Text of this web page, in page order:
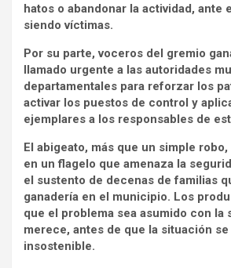
hatos o abandonar la actividad, ante
siendo víctimas.
Por su parte, voceros del gremio
llamado urgente a las autoridades
departamentales para reforzar los
activar los puestos de control y
ejemplares a los responsables de
El abigeato, más que un simple
en un flagelo que amenaza la
el sustento de decenas de familias
ganadería en el municipio. Los
que el problema sea asumido con la
merece, antes de que la situación
insostenible.